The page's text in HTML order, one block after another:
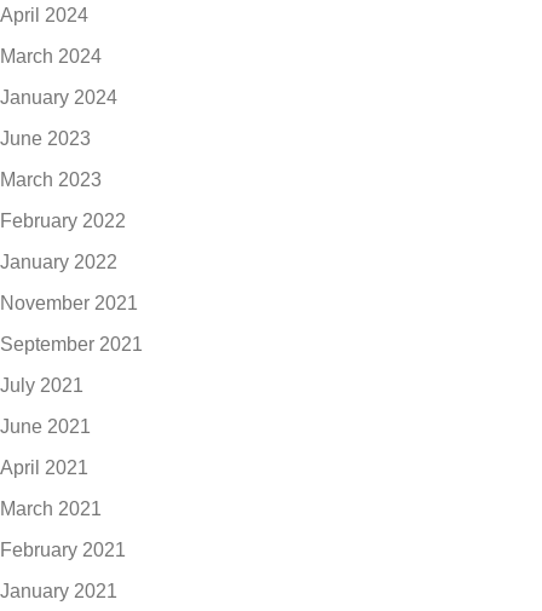
April 2024
March 2024
January 2024
June 2023
March 2023
February 2022
January 2022
November 2021
September 2021
July 2021
June 2021
April 2021
March 2021
February 2021
January 2021